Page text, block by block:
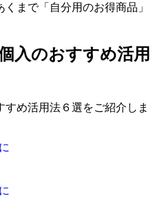
まで「自分用のお得商品」
入のおすすめ活用
め活用法６選をご紹介しま